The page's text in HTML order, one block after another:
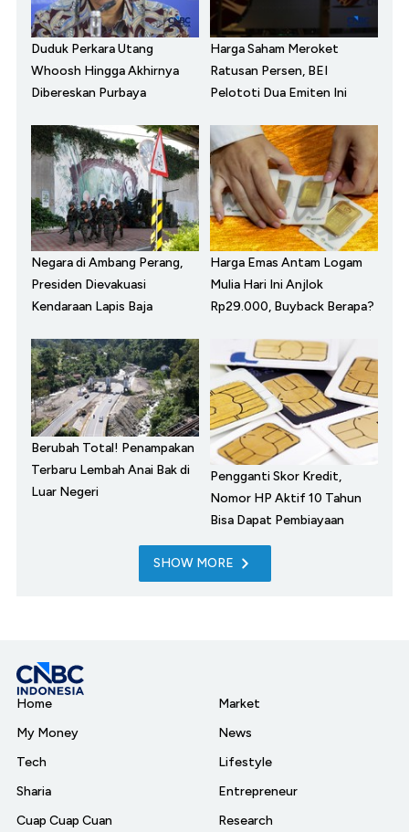
Duduk Perkara Utang
Whoosh Hingga Akhirnya
Dibereskan Purbaya
Harga Saham Meroket
Ratusan Persen, BEI
Pelototi Dua Emiten Ini
Negara di Ambang Perang,
Presiden Dievakuasi
Kendaraan Lapis Baja
Harga Emas Antam Logam
Mulia Hari Ini Anjlok
Rp29.000, Buyback Berapa?
Berubah Total! Penampakan
Terbaru Lembah Anai Bak di
Luar Negeri
Pengganti Skor Kredit,
Nomor HP Aktif 10 Tahun
Bisa Dapat Pembiayaan
SHOW MORE
Home
My Money
Tech
Sharia
Cuap Cuap Cuan
Market
News
Lifestyle
Entrepreneur
Research